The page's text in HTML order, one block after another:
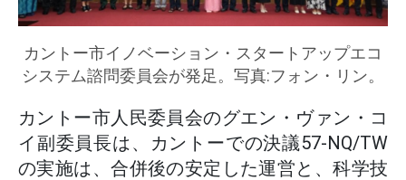
カントー市イノベーション・スタートアップエコ
システム諮問委員会が発足。写真:フォン・リン。
カントー市人民委員会のグエン・ヴァン・コ
イ副委員長は、カントーでの決議57-NQ/TW
の実施は、合併後の安定した運営と、科学技